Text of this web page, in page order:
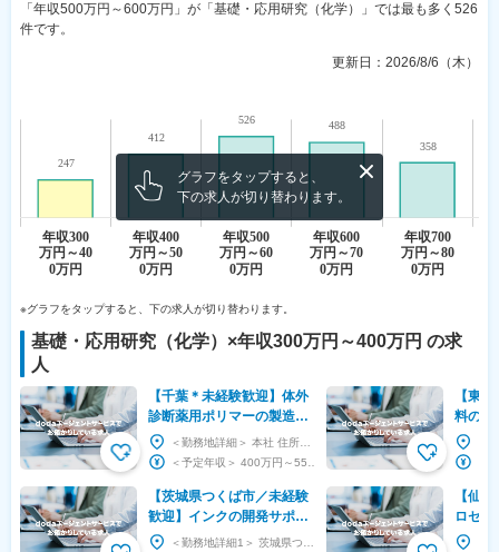
「年収500万円～600万円」が「基礎・応用研究（化学）」では最も多く526
件です。
更新日： 2026/8/6（木）
グラフをタップすると、
下の求人が切り替わります。
※グラフをタップすると、下の求人が切り替わります。
基礎・応用研究（化学） ×年収300万円～400万円 の求
人
【千葉＊未経験歓迎】体外
診断薬用ポリマーの製造開
発◆高分子の知見を活かせ
る／ベンチャー企業で裁量
【茨城県つくば市／未経験
歓迎】インクの開発サポー
ト・分析／正社員／土日祝
【東
料の
環境
コー
【仙
ロセ
源の